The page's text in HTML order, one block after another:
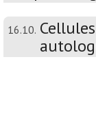
16.10.